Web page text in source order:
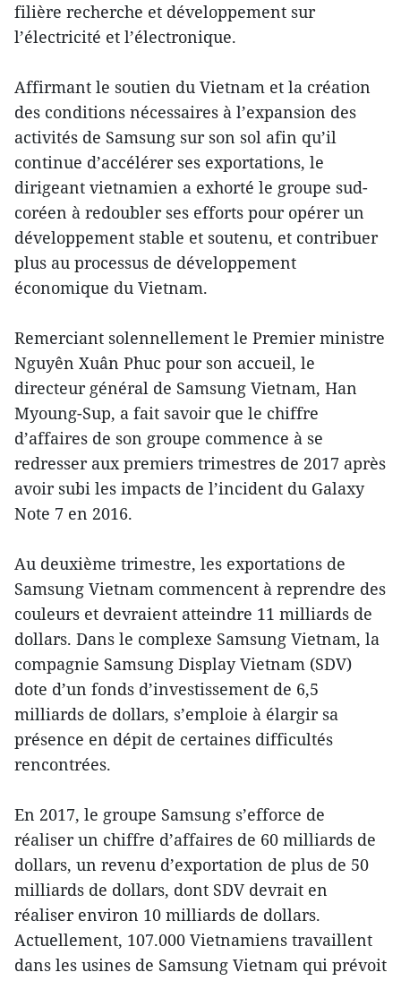
filière recherche et développement sur
l’électricité et l’électronique.
Affirmant le soutien du Vietnam et la création
des conditions nécessaires à l’expansion des
activités de Samsung sur son sol afin qu’il
continue d’accélérer ses exportations, le
dirigeant vietnamien a exhorté le groupe sud-
coréen à redoubler ses efforts pour opérer un
développement stable et soutenu, et contribuer
plus au processus de développement
économique du Vietnam.
Remerciant solennellement le Premier ministre
Nguyên Xuân Phuc pour son accueil, le
directeur général de Samsung Vietnam, Han
Myoung-Sup, a fait savoir que le chiffre
d’affaires de son groupe commence à se
redresser aux premiers trimestres de 2017 après
avoir subi les impacts de l’incident du Galaxy
Note 7 en 2016.
Au deuxième trimestre, les exportations de
Samsung Vietnam commencent à reprendre des
couleurs et devraient atteindre 11 milliards de
dollars. Dans le complexe Samsung Vietnam, la
compagnie Samsung Display Vietnam (SDV)
dote d’un fonds d’investissement de 6,5
milliards de dollars, s’emploie à élargir sa
présence en dépit de certaines difficultés
rencontrées.
En 2017, le groupe Samsung s’efforce de
réaliser un chiffre d’affaires de 60 milliards de
dollars, un revenu d’exportation de plus de 50
milliards de dollars, dont SDV devrait en
réaliser environ 10 milliards de dollars.
Actuellement, 107.000 Vietnamiens travaillent
dans les usines de Samsung Vietnam qui prévoit